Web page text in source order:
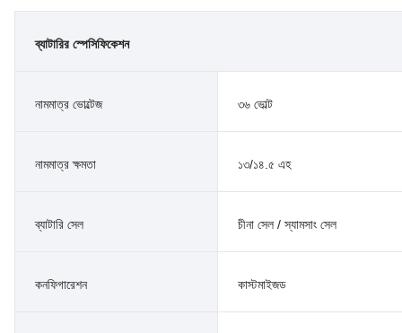
ব্যাটারির স্পেসিফিকেশন
নামমাত্র ভোল্টেজ ৩৬ ভোল্ট
নামমাত্র ক্ষমতা ১৩/১৪.৫ এহ
ব্যাটারি সেল চীনা সেল / স্যামসাং সেল
কনফিগারেশন কাস্টমাইজড